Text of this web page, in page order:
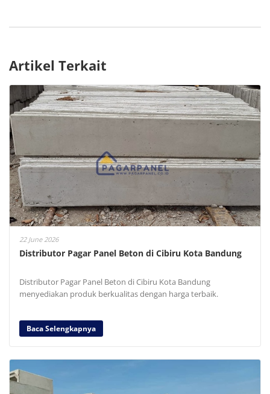
Artikel Terkait
22 June 2026
Distributor Pagar Panel Beton di Cibiru Kota Bandung
Distributor Pagar Panel Beton di Cibiru Kota Bandung
menyediakan produk berkualitas dengan harga terbaik.
Baca Selengkapnya